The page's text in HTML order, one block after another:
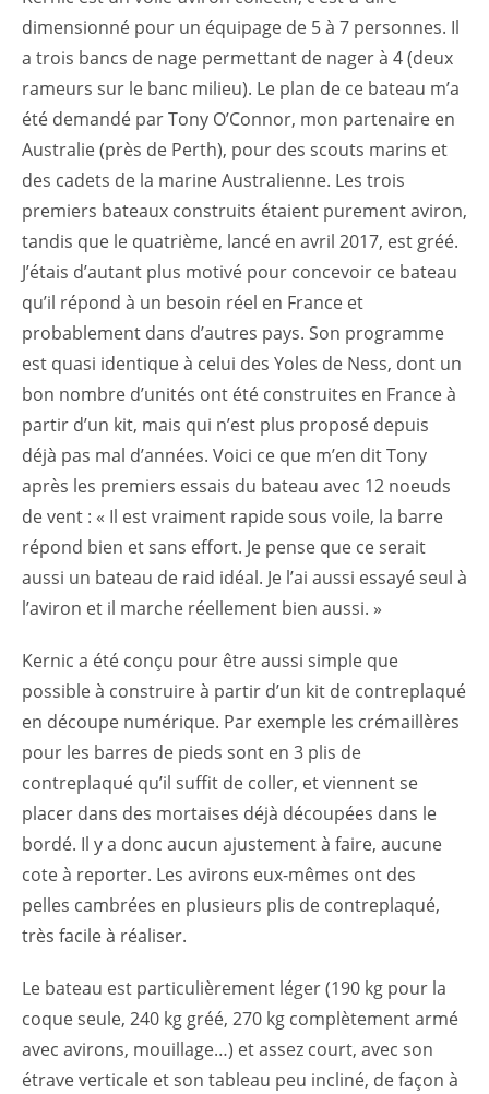
dimensionné pour un équipage de 5 à 7 personnes. Il
a trois bancs de nage permettant de nager à 4 (deux
rameurs sur le banc milieu). Le plan de ce bateau m’a
été demandé par Tony O’Connor, mon partenaire en
Australie (près de Perth), pour des scouts marins et
des cadets de la marine Australienne. Les trois
premiers bateaux construits étaient purement aviron,
tandis que le quatrième, lancé en avril 2017, est gréé.
J’étais d’autant plus motivé pour concevoir ce bateau
qu’il répond à un besoin réel en France et
probablement dans d’autres pays. Son programme
est quasi identique à celui des Yoles de Ness, dont un
bon nombre d’unités ont été construites en France à
partir d’un kit, mais qui n’est plus proposé depuis
déjà pas mal d’années. Voici ce que m’en dit Tony
après les premiers essais du bateau avec 12 noeuds
de vent : « Il est vraiment rapide sous voile, la barre
répond bien et sans effort. Je pense que ce serait
aussi un bateau de raid idéal. Je l’ai aussi essayé seul à
l’aviron et il marche réellement bien aussi. »
Kernic a été conçu pour être aussi simple que
possible à construire à partir d’un kit de contreplaqué
en découpe numérique. Par exemple les crémaillères
pour les barres de pieds sont en 3 plis de
contreplaqué qu’il suffit de coller, et viennent se
placer dans des mortaises déjà découpées dans le
bordé. Il y a donc aucun ajustement à faire, aucune
cote à reporter. Les avirons eux-mêmes ont des
pelles cambrées en plusieurs plis de contreplaqué,
très facile à réaliser.
Le bateau est particulièrement léger (190 kg pour la
coque seule, 240 kg gréé, 270 kg complètement armé
avec avirons, mouillage…) et assez court, avec son
étrave verticale et son tableau peu incliné, de façon à